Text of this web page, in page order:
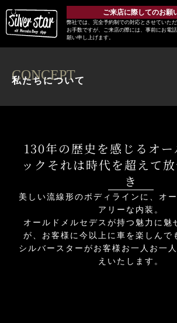
ご来店に際してのお願
弊社では、完全予約制での対応とさせていただ
お手数ですが、ご来店の際には、事前にお電
願い申し上げます。
CONCEPT
私たちについて
130年の歴史を感じるオー
ックそれは時代を超えて
き
美しい流線形のボディラインに、オ
アリーな内装。
オールドメルセデスが持つ魅力に魅
が、お客様に今以上に車を楽しんで
シルバースターがお客様お一人お一
えいたします。